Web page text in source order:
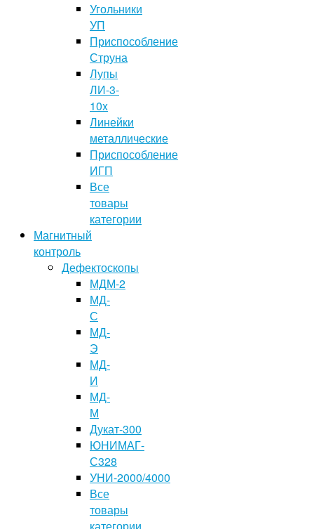
Угольники
УП
Приспособление
Струна
Лупы
ЛИ-3-
10x
Линейки
металлические
Приспособление
ИГП
Все
товары
категории
Магнитный
контроль
Дефектоскопы
МДМ-2
МД-
С
МД-
Э
МД-
И
МД-
М
Дукат-300
ЮНИМАГ-
С328
УНИ-2000/4000
Все
товары